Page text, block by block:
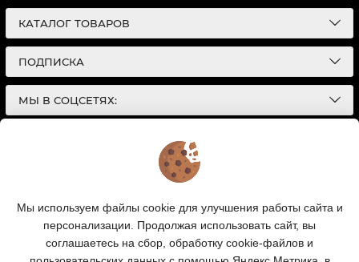
КАТАЛОГ ТОВАРОВ
ПОДПИСКА
МЫ В СОЦСЕТЯХ:
Интернет-магазин автотоваров в Екатеринбурге
| Разработка сайтов |
Политика конфиденциальности
интернет-сайт носит исключительно
информационный характер и ни при каких условиях
информационные материалы и цены, размещенные на
сайте, не являются публичной офертой, определяемой
Мы используем файлы cookie для улучшения работы сайта и
персонализации. Продолжая использовать сайт, вы
соглашаетесь на сбор, обработку cookie-файлов и